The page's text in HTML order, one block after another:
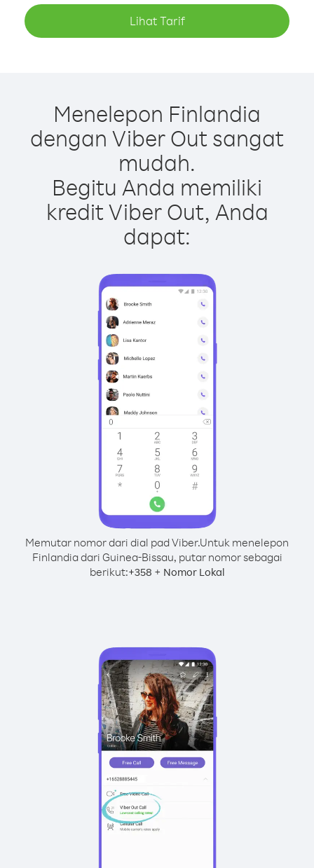
Lihat Tarif
Menelepon Finlandia
dengan Viber Out sangat
mudah.
Begitu Anda memiliki
kredit Viber Out, Anda
dapat:
Memutar nomor dari dial pad Viber.Untuk menelepon
Finlandia dari Guinea-Bissau, putar nomor sebagai
berikut:+358 + Nomor Lokal